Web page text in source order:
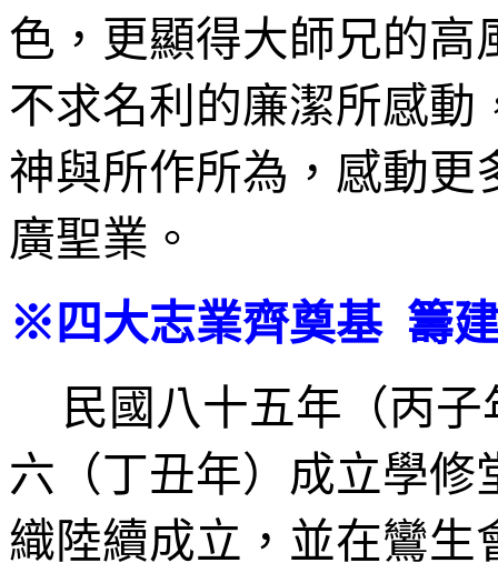
色，更顯得大師兄的高
不求名利的廉潔所感動
神與所作所為，感動更
廣聖業。
※四大志業齊奠基 籌
民國八十五年（丙
六（丁丑年）成立學修
織陸續成立，並在鸞生